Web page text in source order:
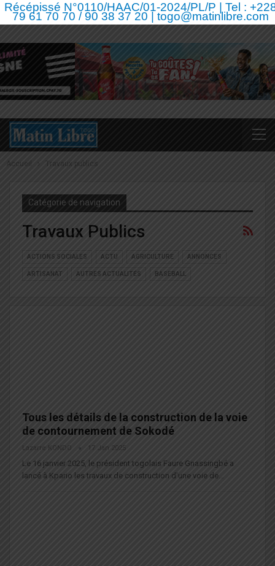
Récépissé N°0110/HAAC/01-2024/PL/P | Tel :
79 61 70 70 / 90 38 37 20 | togo@matinlibre.com
Accueil Travaux publics
Catégorie de navigation
Travaux Publics
ACTIONS SOCIALES ACTU AGRICULTURE ANNONCES
ARTISANAT AUTRES ACTUALITÉS BASEBALL
Tous les détails de la construction de la voie
de contournement de Sokodé
Lazarre KONDO 17 Jan 2025
Le 16 janvier 2025, le président togolais Faure Gnassingbé a
lancé à Kpario les travaux de construction d’une voie de…